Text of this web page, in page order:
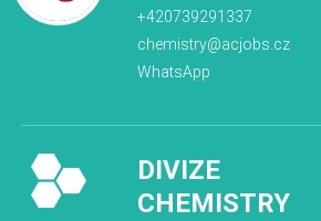
+420739291337
chemistry@acjobs.cz
WhatsApp
DIVIZE
CHEMISTRY